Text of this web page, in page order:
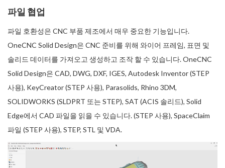
파일 협업
파일 호환성은 CNC 부품 제조에서 매우 중요한 기능입니다.
OneCNC Solid Design은 CNC 준비를 위해 와이어 프레임, 표면 및
솔리드 데이터를 가져오고 생성하고 조작 할 수 있습니다. OneCNC
Solid Design은 CAD, DWG, DXF, IGES, Autodesk Inventor (STEP
사용), KeyCreator (STEP 사용), Parasolids, Rhino 3DM,
SOLIDWORKS (SLDPRT 또는 STEP), SAT (ACIS 솔리드), Solid
Edge에서 CAD 파일을 읽을 수 있습니다. (STEP 사용), SpaceClaim
파일 (STEP 사용), STEP, STL 및 VDA.